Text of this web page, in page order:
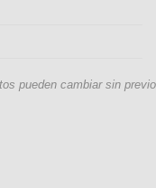
pueden cambiar sin previo